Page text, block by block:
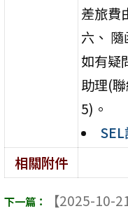
差旅費
六、
如有疑
助理(
5)。
相關附件
【2025-10-21